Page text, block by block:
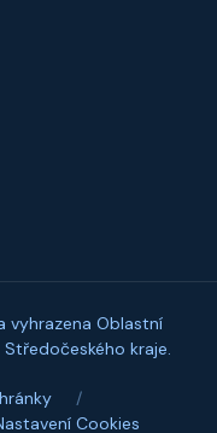
vyhrazena Oblastní
kraje.
/
Cookies